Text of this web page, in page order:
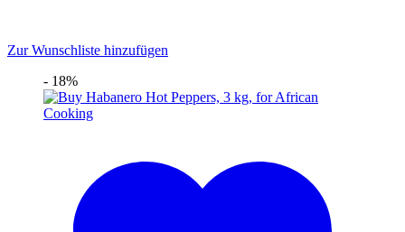
Zur Wunschliste hinzufügen
- 18%